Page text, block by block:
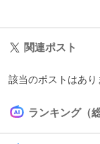
関連ポスト
該当のポストはあり
ランキング（総